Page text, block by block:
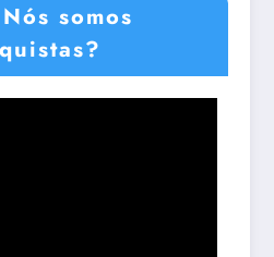
somos